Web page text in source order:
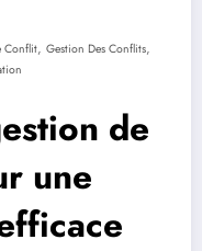
Conflit, Gestion Des Conflits,
de
une